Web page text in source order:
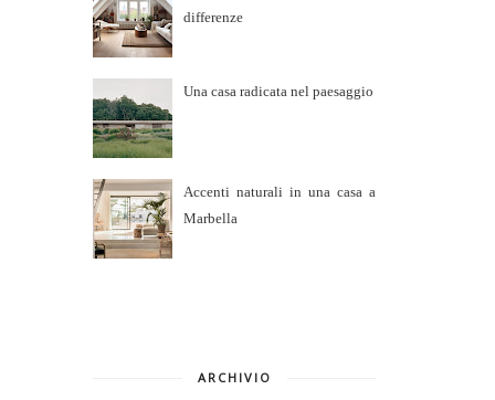
differenze
Una casa radicata nel paesaggio
Accenti naturali in una casa a
Marbella
ARCHIVIO